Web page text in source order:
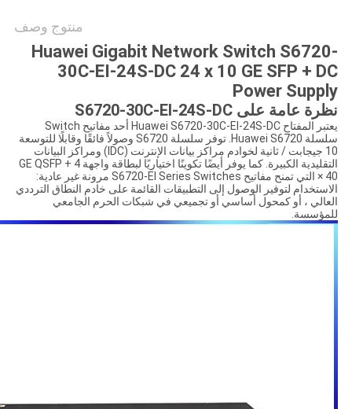
منتوج وصف
Huawei Gigabit Network Switch S6720-
30C-EI-24S-DC 24 x 10 GE SFP + DC
Power Supply
نظرة عامة على S6720-30C-EI-24S-DC
يعتبر المفتاح Huawei S6720-30C-EI-24S-DC أحد مفاتيح Switch
سلسلة Huawei S6720.
توفر سلسلة S6720 وصولاً فائقًا وقابلًا للتوسعة
10 جيجابت / ثانية لخوادم مراكز بيانات الإنترنت (IDC) ومراكز البيانات
التقليدية الكبيرة.
كما يوفر أيضًا تكوينًا اختياريًا لبطاقة واجهة GE QSFP + 4
× 40 التي تمنح مفاتيح S6720-EI Series Switches مرونة غير عادية:
الاستخدام لتوفير الوصول إلى التطبيقات القائمة على خادم النطاق الترددي
العالي ، أو كمحول أساسي أو تجميعي في شبكات الحرم الجامعي
للمؤسسة.